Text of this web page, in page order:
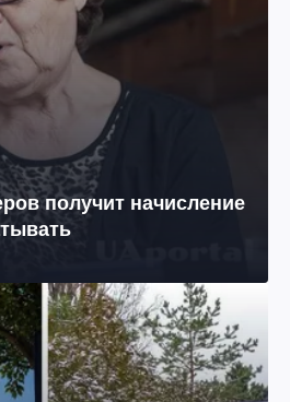
получит начисление